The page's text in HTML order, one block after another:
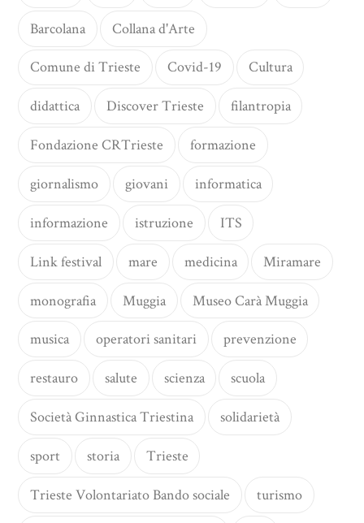
Barcolana Collana d'Arte
Comune di Trieste Covid-19 Cultura
didattica Discover Trieste filantropia
Fondazione CRTrieste formazione
giornalismo giovani informatica
informazione istruzione ITS
Link festival mare medicina Miramare
monografia Muggia Museo Carà Muggia
musica operatori sanitari prevenzione
restauro salute scienza scuola
Società Ginnastica Triestina solidarietà
sport storia Trieste
Trieste Volontariato Bando sociale turismo